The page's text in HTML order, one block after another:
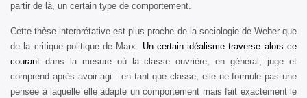
partir de là, un certain type de comportement.
Cette thèse interprétative est plus proche de la sociologie de Weber que
de la critique politique de Marx. Un certain idéalisme traverse alors ce
courant dans la mesure où la classe ouvrière, en général, juge et
comprend après avoir agi : en tant que classe, elle ne formule pas une
pensée à laquelle elle adapte un comportement mais fait exactement le